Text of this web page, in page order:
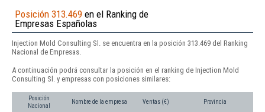
Posición 313.469 en el Ranking de
Empresas Españolas
Injection Mold Consulting Sl. se encuentra en la posición 313.469 del Ranking
Nacional de Empresas.
A continuación podrá consultar la posición en el ranking de Injection Mold
Consulting Sl. y empresas con posiciones similares:
Posición
Nacional
Nombre de la empresa Ventas (€) Provincia